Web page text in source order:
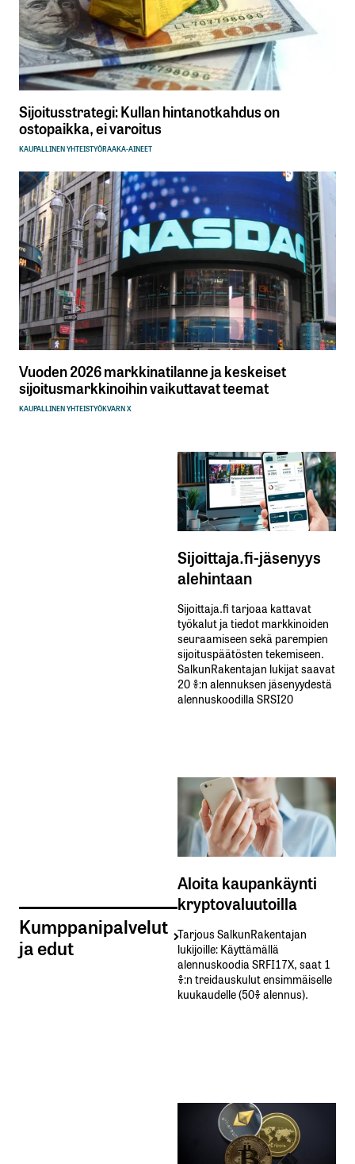
Sijoitusstrategi: Kullan hintanotkahdus on
ostopaikka, ei varoitus
KAUPALLINEN YHTEISTYÖRAAKA-AINEET
Vuoden 2026 markkinatilanne ja keskeiset
sijoitusmarkkinoihin vaikuttavat teemat
KAUPALLINEN YHTEISTYÖKVARN X
Kumppanipalvelut
ja edut
Sijoittaja.fi-jäsenyys
alehintaan
Sijoittaja.fi tarjoaa kattavat
työkalut ja tiedot markkinoiden
seuraamiseen sekä parempien
sijoituspäätösten tekemiseen.
SalkunRakentajan lukijat saavat
20 %:n alennuksen jäsenyydestä
alennuskoodilla SRSI20
Aloita kaupankäynti
kryptovaluutoilla
Tarjous SalkunRakentajan
lukijoille: Käyttämällä​ ​
alennuskoodia​ ​SRFI17X,​ ​saat​ ​1
%:n treidauskulut​ ​ensimmäiselle​ ​
kuukaudelle​ ​(50%​ ​alennus).